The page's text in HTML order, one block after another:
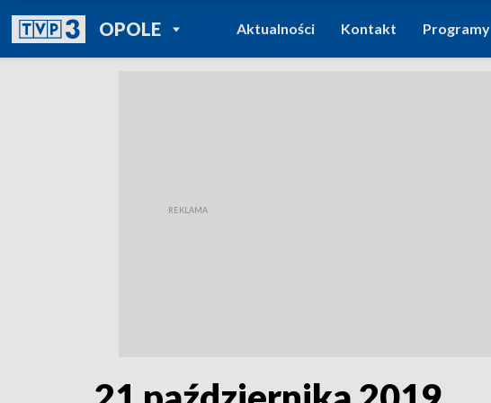
OPOLEPOWRÓT DO
TVP REGIONY
Aktualności Kontakt Programy